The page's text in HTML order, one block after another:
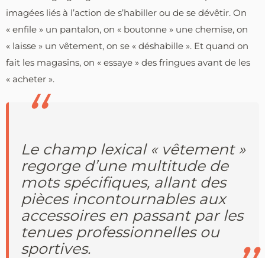
imagées liés à l’action de s’habiller ou de se dévêtir. On
« enfile » un pantalon, on « boutonne » une chemise, on
« laisse » un vêtement, on se « déshabille ». Et quand on
fait les magasins, on « essaye » des fringues avant de les
« acheter ».
Le champ lexical « vêtement »
regorge d’une multitude de
mots spécifiques, allant des
pièces incontournables aux
accessoires en passant par les
tenues professionnelles ou
sportives.